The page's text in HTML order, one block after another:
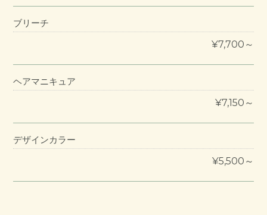
ブリーチ
¥7,700～
ヘアマニキュア
¥7,150～
デザインカラー
¥5,500～